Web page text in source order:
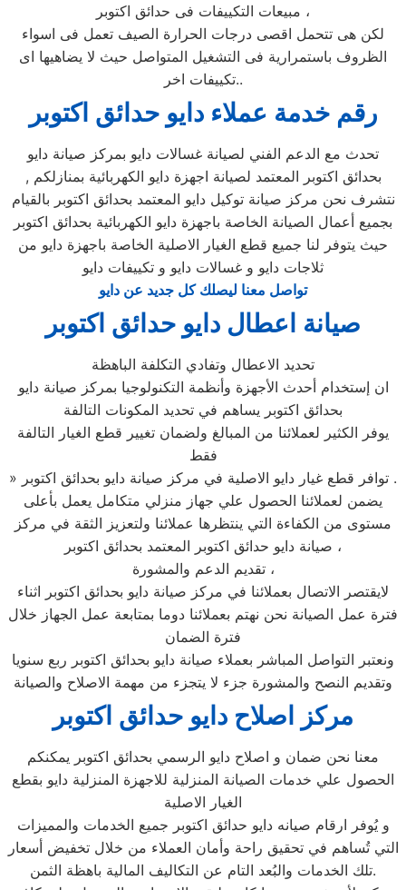
مبيعات التكييفات فى حدائق اكتوبر ،
لكن هى تتحمل اقصى درجات الحرارة الصيف تعمل فى اسواء
الظروف باستمرارية فى التشغيل المتواصل حيث لا يضاهيها اى
تكييفات اخر..
رقم خدمة عملاء دايو حدائق اكتوبر
تحدث مع الدعم الفني لصيانة غسالات دايو بمركز صيانة دايو
بحدائق اكتوبر المعتمد لصيانة اجهزة دايو الكهربائية بمنازلكم ,
نتشرف نحن مركز صيانة توكيل دايو المعتمد بحدائق اكتوبر بالقيام
بجميع أعمال الصيانة الخاصة باجهزة دايو الكهربائية بحدائق اكتوبر
حيث يتوفر لنا جميع قطع الغيار الاصلية الخاصة باجهزة دايو من
ثلاجات دايو و غسالات دايو و تكييفات دايو
تواصل معنا ليصلك كل جديد عن دايو
صيانة اعطال دايو حدائق اكتوبر
تحديد الاعطال وتفادي التكلفة الباهظة
ان إستخدام أحدث الأجهزة وأنظمة التكنولوجيا بمركز صيانة دايو
بحدائق اكتوبر يساهم في تحديد المكونات التالفة
يوفر الكثير لعملائنا من المبالغ ولضمان تغيير قطع الغيار التالفة
فقط
» توافر قطع غيار دايو الاصلية في مركز صيانة دايو بحدائق اكتوبر .
يضمن لعملائنا الحصول علي جهاز منزلي متكامل يعمل بأعلى
مستوى من الكفاءة التي ينتظرها عملائنا ولتعزيز الثقة في مركز
صيانة دايو حدائق اكتوبر المعتمد بحدائق اكتوبر ،
تقديم الدعم والمشورة ،
لايقتصر الاتصال بعملائنا في مركز صيانة دايو بحدائق اكتوبر اثناء
فترة عمل الصيانة نحن نهتم بعملائنا دوما بمتابعة عمل الجهاز خلال
فترة الضمان
ونعتبر التواصل المباشر بعملاء صيانة دايو بحدائق اكتوبر ربع سنويا
وتقديم النصح والمشورة جزء لا يتجزء من مهمة الاصلاح والصيانة
مركز اصلاح دايو حدائق اكتوبر
معنا نحن ضمان و اصلاح دايو الرسمي بحدائق اكتوبر يمكنكم
الحصول علي خدمات الصيانة المنزلية للاجهزة المنزلية دايو بقطع
الغيار الاصلية
و يُوفر ارقام صيانه دايو حدائق اكتوبر جميع الخدمات والمميزات
التي تُساهم في تحقيق راحة وأمان العملاء من خلال تخفيض أسعار
تلك الخدمات والبُعد التام عن التكاليف المالية باهظة الثمن.